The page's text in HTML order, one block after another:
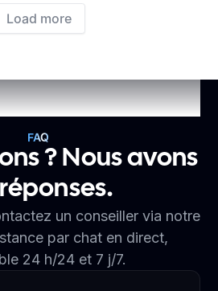
FAQ
? Nous avons
réponses.
un conseiller via notre
par chat en direct,
24 h/24 et 7 j/7.